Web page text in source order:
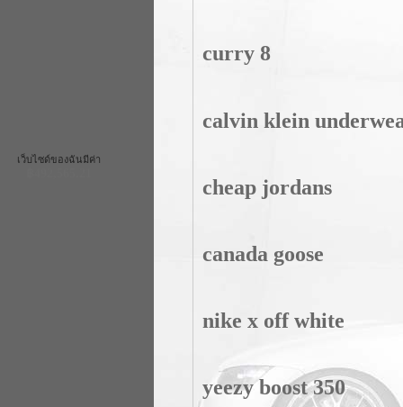
เว็บไซด์ของฉันมีค่า
curry 8
calvin klein
cheap jordans
canada goose
nike x off white
yeezy boost 350